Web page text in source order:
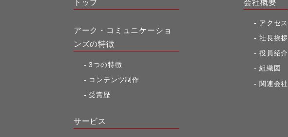
トップ
アーク・コミュニケーショ
ンズの特徴
3つの特徴
コンテンツ制作
受賞歴
サービス
会社概要
アクセス
社長挨拶
役員紹介
組織図
関連会社